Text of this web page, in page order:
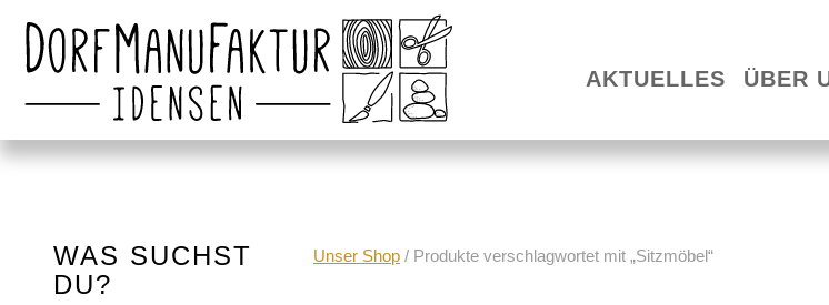
AKTUELLES ÜBER
WAS SUCHST
DU?
Unser Shop / Produkte verschlagwortet mit „Sitzmöbel“